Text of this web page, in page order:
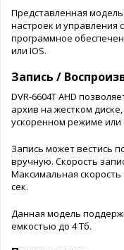
Представленная
настроек и управления
программное
или IOS.
Запись /
DVR-6604T AHD
архив на жестком
ускоренном режиме или
Запись может вестись
вручную. Скорость
Максимальная
сек.
Данная модель
емкостью до 4 Тб.